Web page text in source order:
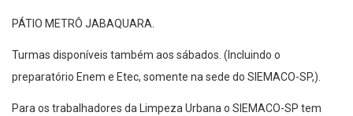
PÁTIO METRÔ JABAQUARA.
Turmas disponíveis também aos sábados. (Incluindo o
preparatório Enem e Etec, somente na sede do SIEMACO-SP,).
Para os trabalhadores da Limpeza Urbana o SIEMACO-SP tem